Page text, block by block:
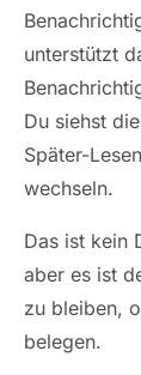
unterstützt
Du siehst
Später-
wechseln.
Das ist kein
aber es ist
zu bleiben,
belegen.